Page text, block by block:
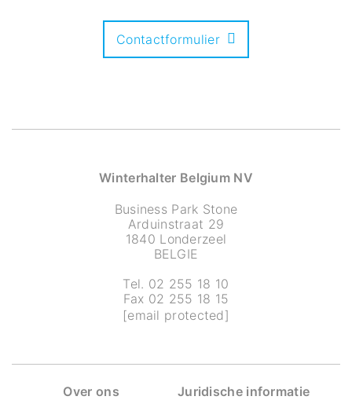
Contactformulier
Winterhalter Belgium NV
Business Park Stone
Arduinstraat 29
1840 Londerzeel
BELGIE
Tel. 02 255 18 10
Fax 02 255 18 15
[email protected]
Over ons Juridische informatie